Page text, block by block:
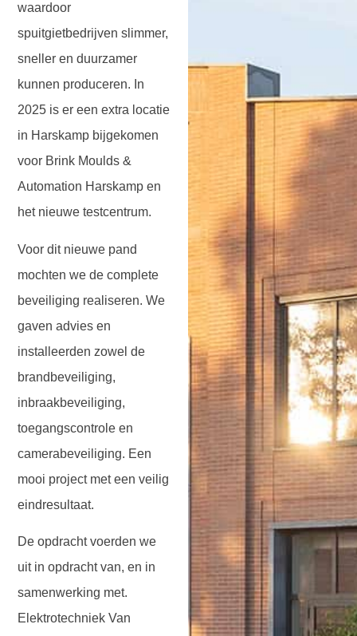
waardoor
spuitgietbedrijven slimmer,
sneller en duurzamer
kunnen produceren. In
2025 is er een extra locatie
in Harskamp bijgekomen
voor Brink Moulds &
Automation Harskamp en
het nieuwe testcentrum.
Voor dit nieuwe pand
mochten we de complete
beveiliging realiseren. We
gaven advies en
installeerden zowel de
brandbeveiliging,
inbraakbeveiliging,
toegangscontrole en
camerabeveiliging. Een
mooi project met een veilig
eindresultaat.
De opdracht voerden we
uit in opdracht van, en in
samenwerking met.
Elektrotechniek Van